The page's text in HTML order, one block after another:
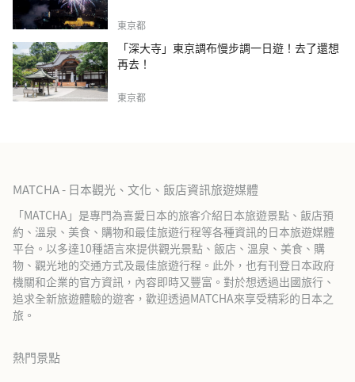
東京都
「深大寺」東京調布慢步調一日遊！去了還想
再去！
東京都
MATCHA - 日本觀光、文化、飯店資訊旅遊媒體
「MATCHA」是專門為喜愛日本的旅客介紹日本旅遊景點、飯店預
約、溫泉、美食、購物和最佳旅遊行程等各種資訊的日本旅遊媒體
平台。以多達10種語言來提供觀光景點、飯店、溫泉、美食、購
物、觀光地的交通方式及最佳旅遊行程。此外，也有刊登日本政府
機關和企業的官方資訊，內容即時又豐富。對於想透過出國旅行、
追求全新旅遊體驗的遊客，歡迎透過MATCHA來享受精彩的日本之
旅。
熱門景點